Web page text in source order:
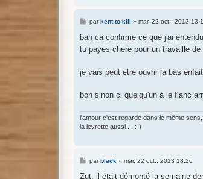
M
s
a
parkent to kill » mar. 22 oct., 2013
bah ca confirme ce que j'ai
tu payes chere pour un travaille de
je vais peut etre ouvrir la bas
bon sinon ci quelqu'un a le flanc
l'amour c'est regardé dans le même sens,
la levrette aussi ... :-)
M
s
parblack» mar. 22 oct., 2013 18:26
Zut, il était démonté la semaine